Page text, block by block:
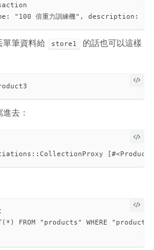
單筆資料給 store1
的話也可以這樣
去：
FROM "products" WHERE